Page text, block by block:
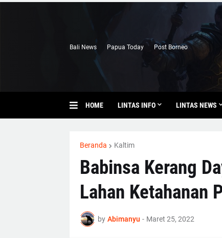
Bali News Papua Today Post Borneo
HOME LINTAS INFO LINTAS NEWS
Beranda Kaltim
Babinsa Kerang
Lahan Ketahanan
by Abimanyu - Maret 25, 2022